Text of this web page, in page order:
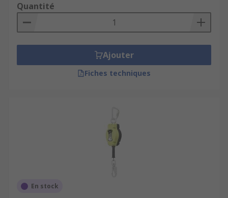
Quantité
Ajouter
Fiches techniques
En stock